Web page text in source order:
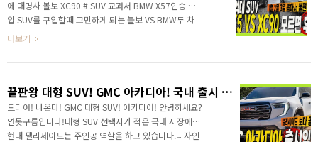
에 대명사 볼보 XC90 # SUV 교과서 BMW X57인승 수
입 SUV를 구입할때 고민하게 되는 볼보 VS BMW두 차
량은 어떤 차이가 있을까요? 시승기는 많이 보셨을 것
열, 3열 공간을 세부적으로 측정해 봤습니다. 구입하고
하시면 후회하지 않을 것 같습니다. 수입 7인승 대형
SUV! BMW X5 VS 볼보 XC90 1억대 SUV 실내 공간!
모르고 구입하면 후회! &nbsp;&nbsp;"> #에어서스
펜션 작동 범위 비교 #운전석 시트 높이 범위 비교 #헤
더보기
끝판왕 대형 SUV! GMC 아카디아! 국내 출시 임박! 팰리세이드 뛰어넘는 성능에 7인승 SUV
드디어! 나온다! GMC 대형 SUV! 아카디아! 안녕하세요?
연못구름입니다!대형 SUV 선택지가 적은 국내 시장에서
현대 팰리세이드는 주인공 역할을 하고 있습니다.디자인